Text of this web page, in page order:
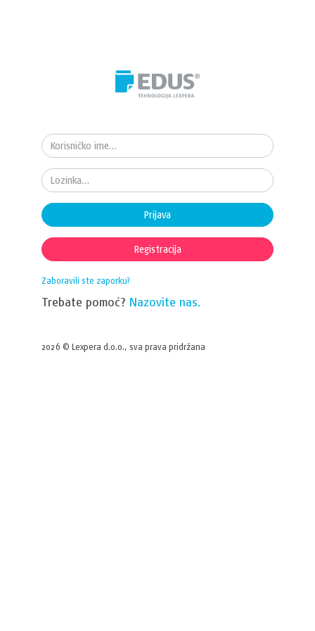
Prijava
Registracija
Zaboravili ste zaporku?
Trebate pomoć? Nazovite nas.
2026 © Lexpera d.o.o., sva prava pridržana